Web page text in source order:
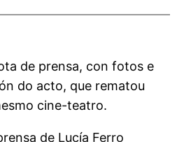
de prensa, con fotos e
do acto, que rematou
cine-teatro.
de Lucía Ferro